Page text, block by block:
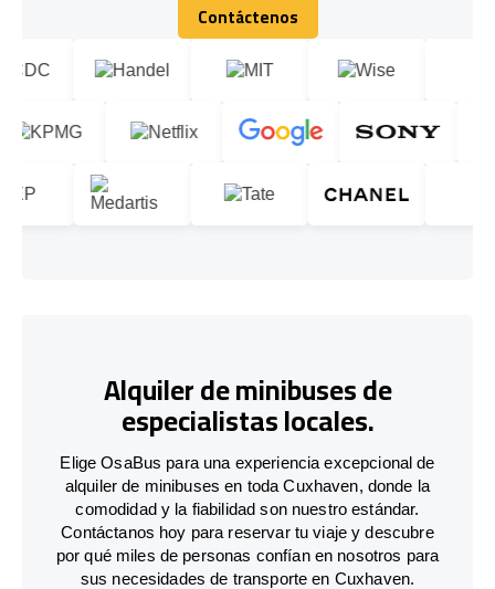
Contáctenos
Contáctenos
Alquiler de minibuses de
especialistas locales.
Elige OsaBus para una experiencia excepcional de
alquiler de minibuses en toda Cuxhaven, donde la
comodidad y la fiabilidad son nuestro estándar.
Contáctanos hoy para reservar tu viaje y descubre
por qué miles de personas confían en nosotros para
sus necesidades de transporte en Cuxhaven.